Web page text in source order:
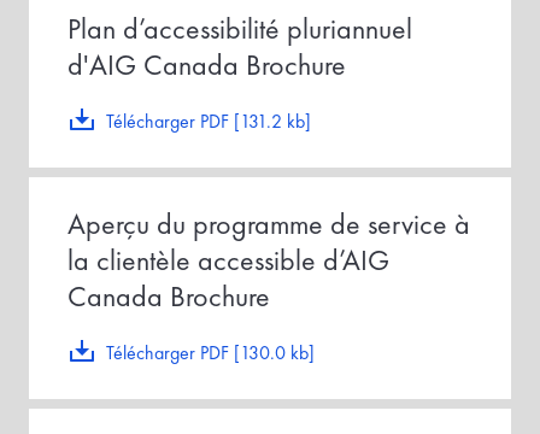
Télécharger PDF [131.2 kb]
Plan d’accessibilité pluriannuel
d'AIG Canada Brochure
Télécharger PDF [130.0 kb]
Aperçu du programme de service à
la clientèle accessible d’AIG
Canada Brochure